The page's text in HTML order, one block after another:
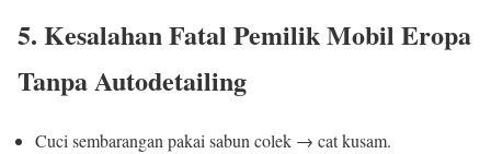
5. Kesalahan Fatal Pemilik Mobil Eropa
Tanpa Autodetailing
Cuci sembarangan pakai sabun colek → cat kusam.